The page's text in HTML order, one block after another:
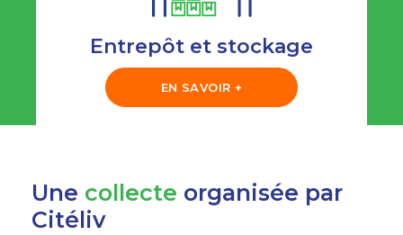
Entrepôt et stockage
EN SAVOIR +
Une collecte organisée par
Citéliv